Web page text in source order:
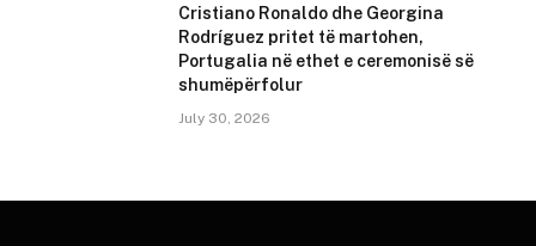
Cristiano Ronaldo dhe Georgina
Rodríguez pritet të martohen,
Portugalia në ethet e ceremonisë së
shumëpërfolur
July 30, 2026